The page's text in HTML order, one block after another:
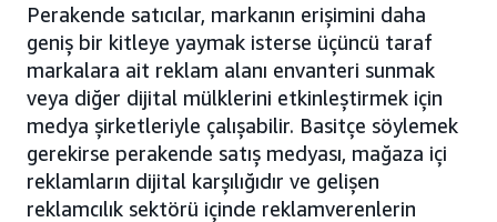
Perakende satıcılar, markanın erişimini daha
geniş bir kitleye yaymak isterse üçüncü taraf
markalara ait reklam alanı envanteri sunmak
veya diğer dijital mülklerini etkinleştirmek için
medya şirketleriyle çalışabilir. Basitçe söylemek
gerekirse perakende satış medyası, mağaza içi
reklamların dijital karşılığıdır ve gelişen
reklamcılık sektörü içinde reklamverenlerin